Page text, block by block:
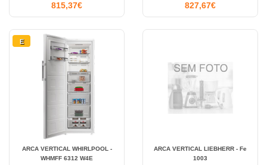
815,37€ 827,67€
E
ARCA VERTICAL WHIRLPOOL -
WHMFF 6312 W4E
ARCA VERTICAL LIEBHERR - Fe
1003